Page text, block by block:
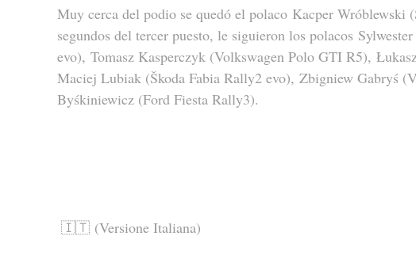
Muy cerca del podio se quedó el polaco Kacper Wróblewski
segundos del tercer puesto, le siguieron los polacos
evo), Tomasz Kasperczyk (Volkswagen Polo GTI R5),
Maciej Lubiak (Škoda Fabia Rally2 evo), Zbigniew Gabryś
Byśkiniewicz (Ford Fiesta Rally3).
🇮🇹 (Versione Italiana)